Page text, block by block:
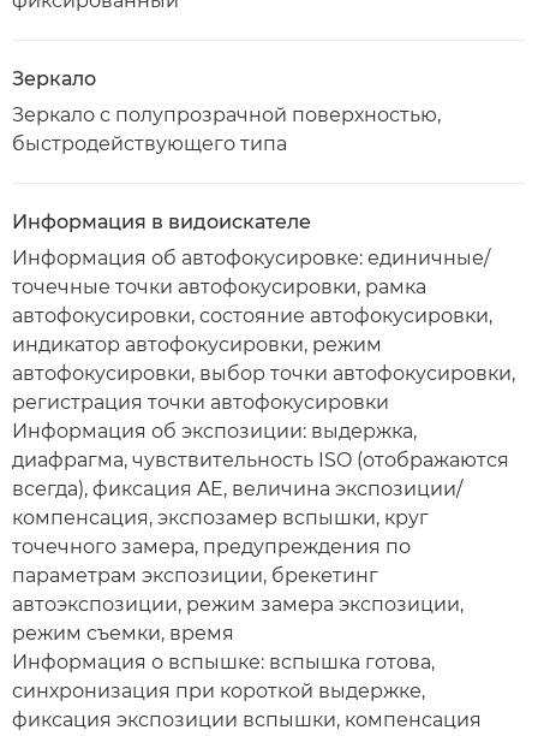
Зеркало
Зеркало с полупрозрачной поверхностью,
быстродействующего типа
Информация в видоискателе
Информация об автофокусировке: единичные/
точечные точки автофокусировки, рамка
автофокусировки, состояние автофокусировки,
индикатор автофокусировки, режим
автофокусировки, выбор точки автофокусировки,
регистрация точки автофокусировки
Информация об экспозиции: выдержка,
диафрагма, чувствительность ISO (отображаются
всегда), фиксация AE, величина экспозиции/
компенсация, экспозамер вспышки, круг
точечного замера, предупреждения по
параметрам экспозиции, брекетинг
автоэкспозиции, режим замера экспозиции,
режим съемки, время
Информация о вспышке: вспышка готова,
синхронизация при короткой выдержке,
фиксация экспозиции вспышки, компенсация